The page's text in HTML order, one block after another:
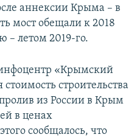
аннексии Крыма – в
мост обещали к 2018
– летом 2019-го.
«Крымский
строительства
из России в Крым
в ценах
сообщалось, что